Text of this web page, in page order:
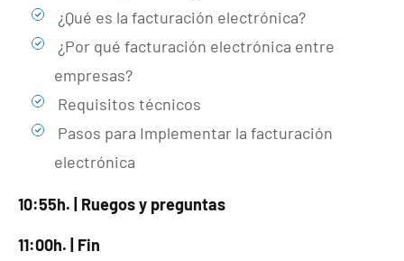
¿Qué es la facturación electrónica?
¿Por qué facturación electrónica entre
empresas?
Requisitos técnicos
Pasos para Implementar la facturación
electrónica
10:55h. | Ruegos y preguntas
11:00h. | Fin